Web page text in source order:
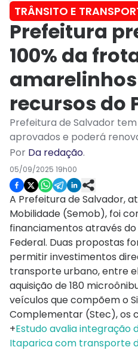
TRÂNSITO E
Prefeitura
100% da
recursos do
Prefeitura de Salvador
aprovados e poderá
Por Da redação.
05/09/2025 19h00
A Prefeitura de Salvador,
Mobilidade (Semob), foi
financiamentos através do
Federal. Duas propostas
permitir investimentos
transporte urbano, entre
aquisição de 180
veículos que compõem o
Complementar (Stec), os
+Estudo avalia integração
Itaparica com transporte